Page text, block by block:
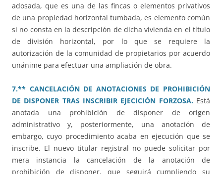
adosada, que es una de las fincas o elementos privativos
de una propiedad horizontal tumbada, es elemento común
si no consta en la descripción de dicha vivienda en el título
de división horizontal, por lo que se requiere la
autorización de la comunidad de propietarios por acuerdo
unánime para efectuar una ampliación de obra.
7.** CANCELACIÓN DE ANOTACIONES DE PROHIBICIÓN
DE DISPONER TRAS INSCRIBIR EJECICIÓN FORZOSA.Está
anotada una prohibición de disponer de origen
administrativo y, posteriormente, una anotación de
embargo, cuyo procedimiento acaba en ejecución que se
inscribe. El nuevo titular registral no puede solicitar por
mera instancia la cancelación de la anotación de
prohibición de disponer, que seguirá cumpliendo su